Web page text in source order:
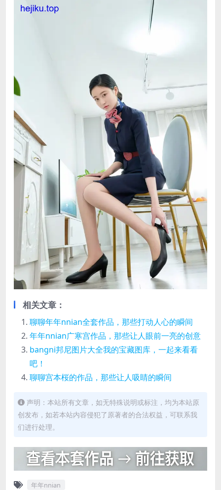
相关文章：
聊聊年年nnian全套作品，那些打动人心的瞬间
年年nnian广寒宫作品，那些让人眼前一亮的创意
bangni邦尼图片大全我的宝藏图库，一起来看看
吧！
聊聊宫本桜的作品，那些让人吸睛的瞬间
声明：本站所有文章，如无特殊说明或标注，均为本站原
创发布，如若本站内容侵犯了原著者的合法权益，可联系我
们进行处理。
年年nnian